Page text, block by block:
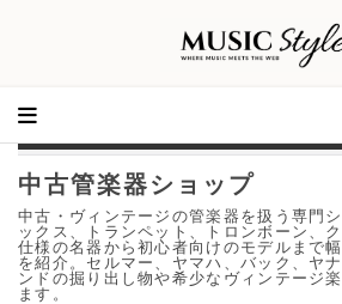
中古管楽器ショップ
中古・ヴィンテージの管楽器を扱う専門
ックス、トランペット、トロンボーン、
仕様の名器から初心者向けのモデルまで
を紹介。セルマー、ヤマハ、バック、ヤ
ンドの掘り出し物や希少なヴィンテージ
ます。